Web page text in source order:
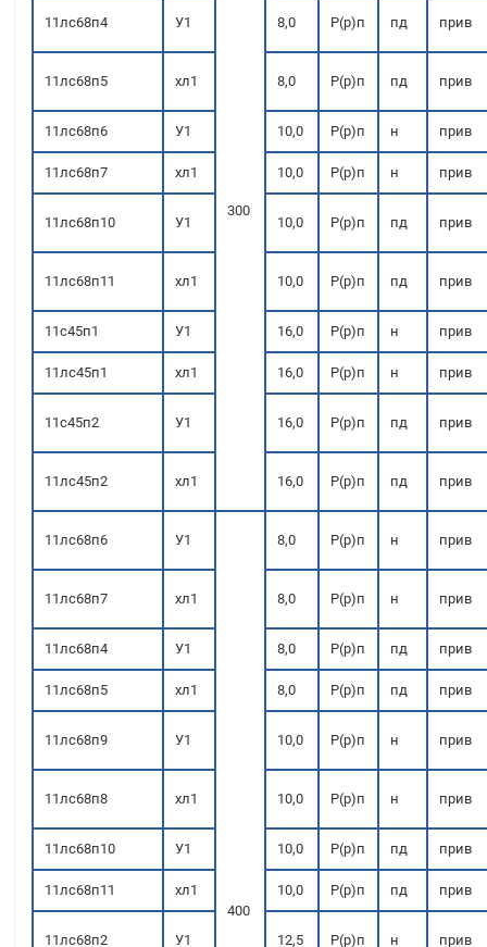
300
11лс68п4 У1 8,0 Р(р)п пд прив
11лс68п5 хл1 8,0 Р(р)п пд прив
11лс68п6 У1 10,0 Р(р)п н прив
11лс68п7 хл1 10,0 Р(р)п н прив
11лс68п10 У1 10,0 Р(р)п пд прив
11лс68п11 хл1 10,0 Р(р)п пд прив
11с45п1 У1 16,0 Р(р)п н прив
11лс45п1 хл1 16,0 Р(р)п н прив
11с45п2 У1 16,0 Р(р)п пд прив
11лс45п2 хл1 16,0 Р(р)п пд прив
11лс68п6 У1
400
8,0 Р(р)п н прив
11лс68п7 хл1 8,0 Р(р)п н прив
11лс68п4 У1 8,0 Р(р)п пд прив
11лс68п5 хл1 8,0 Р(р)п пд прив
11лс68п9 У1 10,0 Р(р)п н прив
11лс68п8 хл1 10,0 Р(р)п н прив
11лс68п10 У1 10,0 Р(р)п пд прив
11лс68п11 хл1 10,0 Р(р)п пд прив
11лс68п2 У1 12,5 Р(р)п н прив